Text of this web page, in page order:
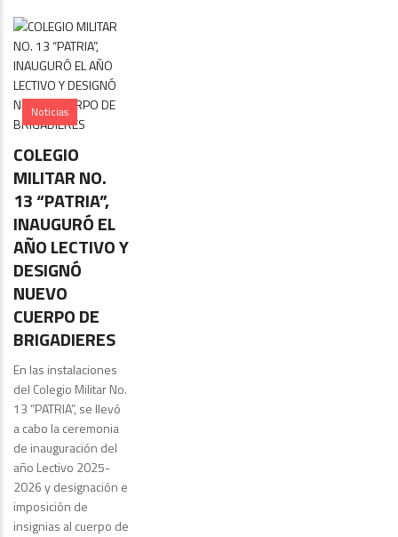
Noticias
COLEGIO
MILITAR NO.
13 “PATRIA”,
INAUGURÓ EL
AÑO LECTIVO Y
DESIGNÓ
NUEVO
CUERPO DE
BRIGADIERES
En las instalaciones
del Colegio Militar No.
13 “PATRIA”, se llevó
a cabo la ceremonia
de inauguración del
año Lectivo 2025-
2026 y designación e
imposición de
insignias al cuerpo de